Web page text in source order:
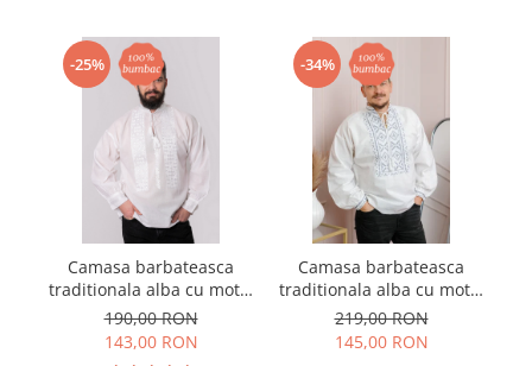
-25%
Camasa barbateasca
traditionala alba cu motiv
geometric alb Iacob 01
190,00 RON
143,00 RON
-34%
Camasa barbateasca
traditionala alba cu motiv
geometric argintiu Silviu
01
219,00 RON
145,00 RON